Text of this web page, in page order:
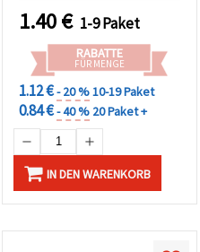
Sträuße, Floristik &
Wohndeko
1.40€ 1-9 Paket
RABATTE
FÜR MENGE
1.12 €- 20 %10-19 Paket
0.84 €- 40 % 20 Paket +
IN DEN WARENKORB